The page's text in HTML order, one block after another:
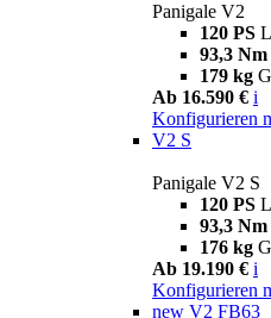
Panigale V2
120 PS
93,3 Nm
179 kg
Ab 16.590 € i
Konfigurieren
V2 S
Panigale V2 S
120 PS
93,3 Nm
176 kg
Ab 19.190 € i
Konfigurieren
new V2 FB63